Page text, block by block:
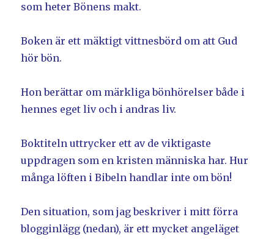
som heter Bönens makt.
Boken är ett mäktigt vittnesbörd om att Gud
hör bön.
Hon berättar om märkliga bönhörelser både i
hennes eget liv och i andras liv.
Boktiteln uttrycker ett av de viktigaste
uppdragen som en kristen människa har. Hur
många löften i Bibeln handlar inte om bön!
Den situation, som jag beskriver i mitt förra
blogginlägg (nedan), är ett mycket angeläget